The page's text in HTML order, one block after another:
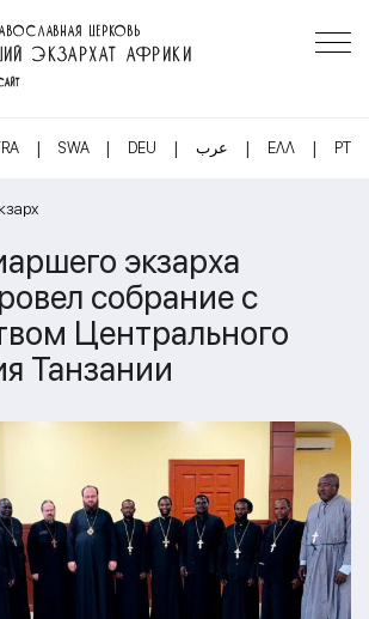
ЦЕРКОВЬ
ЭКЗАРХАТ АФРИКИ
| SWA | DEU | عرب | ΕΛΛ | PT
экзарха
собрание с
Центрального
Танзании